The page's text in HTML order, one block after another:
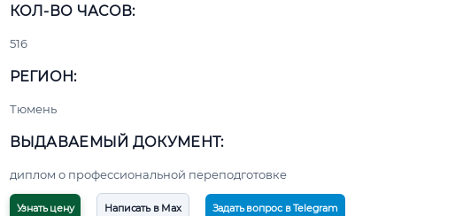
КОЛ-ВО ЧАСОВ:
516
РЕГИОН:
Тюмень
ВЫДАВАЕМЫЙ ДОКУМЕНТ:
диплом о профессиональной переподготовке
Узнать цену Написать в Max Задать вопрос в Telegram